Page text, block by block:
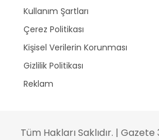
Kullanım Şartları
Çerez Politikası
Kişisel Verilerin Korunması
Gizlilik Politikası
Reklam
Tüm Hakları Saklıdır. | Gazete